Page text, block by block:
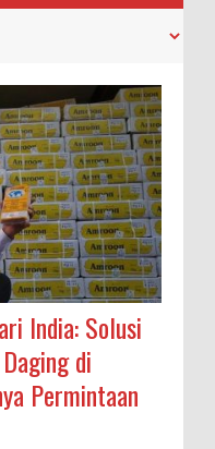
India: Solusi
di
Permintaan